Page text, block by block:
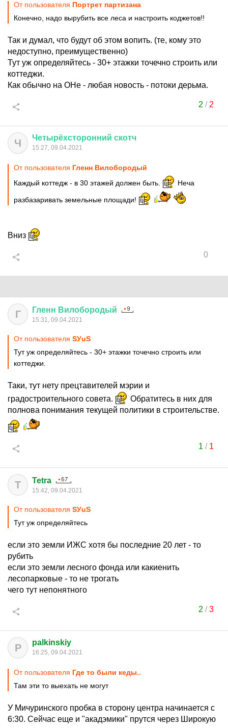
От пользователя Портрет партизана
Конечно, надо вырубить все леса и настроить коджетов!!
Так и думал, что будут об этом вопить. (те, кому это
недоступно, преимущественно)
Тут уж определяйтесь - 30+ этажки точечно строить или
коттеджи.
Как обычно на ОНе - любая новость - потоки дерьма.
2 / 2
Ч Четырёхсторонний скотч
15:27, 09.04.2021
От пользователя Гленн Вилобородый
Каждый коттедж - в 30 этажей должен быть.
Неча
разбазаривать земельные площади!
Вниз
0
Г Гленн Вилобородый
15:31, 09.04.2021
От пользователя SУuS
Тут уж определяйтесь - 30+ этажки точечно строить или
коттеджи.
Таки, тут нету прецтавителей мэрии и
градостроительного совета.
Обратитесь в них для
полнова понимания текущей политики в строительстве.
1 / 1
T Tetra
15:42, 09.04.2021
От пользователя SУuS
Тут уж определяйтесь
если это земли ИЖС хотя бы последние 20 лет - то
рубить
если это земли лесного фонда или какиенить
лесопарковые - то не трогать
чего тут непонятного
2 /3
P palkinskiy
16:25, 09.04.2021
От пользователя Где то были кеды..
Там эти то выехать не могут
У Мичуринского пробка в сторону центра начинается с
6:30. Сейчас еще и "акадэмики" прутся через Широкую